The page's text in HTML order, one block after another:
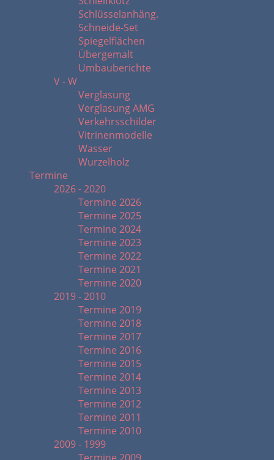
Schlüsselanhäng.
Schneide-Set
Spiegelflächen
Übergemalt
Umbauberichte
V - W
Verglasung
Verglasung AMG
Verkehrsschilder
Vitrinenmodelle
Wasser
Wurzelholz
Termine
2026 - 2020
Termine 2026
Termine 2025
Termine 2024
Termine 2023
Termine 2022
Termine 2021
Termine 2020
2019 - 2010
Termine 2019
Termine 2018
Termine 2017
Termine 2016
Termine 2015
Termine 2014
Termine 2013
Termine 2012
Termine 2011
Termine 2010
2009 - 1999